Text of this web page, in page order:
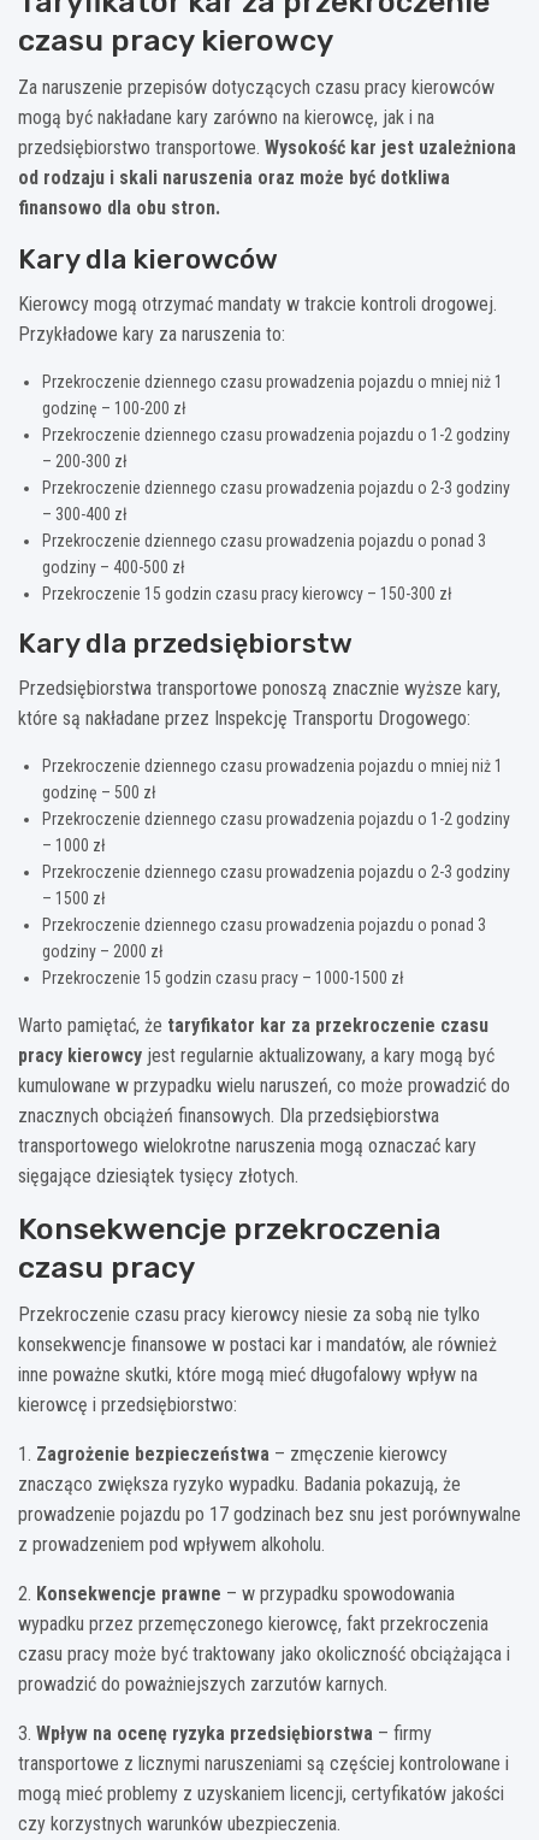
czasu pracy kierowcy
Za naruszenie przepisów dotyczących czasu pracy kierowców
mogą być nakładane kary zarówno na kierowcę, jak i na
przedsiębiorstwo transportowe. Wysokość kar jest uzależniona
od rodzaju i skali naruszenia oraz może być dotkliwa
finansowo dla obu stron.
Kary dla kierowców
Kierowcy mogą otrzymać mandaty w trakcie kontroli drogowej.
Przykładowe kary za naruszenia to:
Przekroczenie dziennego czasu prowadzenia pojazdu o mniej niż 1
godzinę – 100-200 zł
Przekroczenie dziennego czasu prowadzenia pojazdu o 1-2 godziny
– 200-300 zł
Przekroczenie dziennego czasu prowadzenia pojazdu o 2-3 godziny
– 300-400 zł
Przekroczenie dziennego czasu prowadzenia pojazdu o ponad 3
godziny – 400-500 zł
Przekroczenie 15 godzin czasu pracy kierowcy – 150-300 zł
Kary dla przedsiębiorstw
Przedsiębiorstwa transportowe ponoszą znacznie wyższe kary,
które są nakładane przez Inspekcję Transportu Drogowego:
Przekroczenie dziennego czasu prowadzenia pojazdu o mniej niż 1
godzinę – 500 zł
Przekroczenie dziennego czasu prowadzenia pojazdu o 1-2 godziny
– 1000 zł
Przekroczenie dziennego czasu prowadzenia pojazdu o 2-3 godziny
– 1500 zł
Przekroczenie dziennego czasu prowadzenia pojazdu o ponad 3
godziny – 2000 zł
Przekroczenie 15 godzin czasu pracy – 1000-1500 zł
Warto pamiętać, że taryfikator kar za przekroczenie czasu
pracy kierowcy jest regularnie aktualizowany, a kary mogą być
kumulowane w przypadku wielu naruszeń, co może prowadzić do
znacznych obciążeń finansowych. Dla przedsiębiorstwa
transportowego wielokrotne naruszenia mogą oznaczać kary
sięgające dziesiątek tysięcy złotych.
Konsekwencje przekroczenia
czasu pracy
Przekroczenie czasu pracy kierowcy niesie za sobą nie tylko
konsekwencje finansowe w postaci kar i mandatów, ale również
inne poważne skutki, które mogą mieć długofalowy wpływ na
kierowcę i przedsiębiorstwo:
1. Zagrożenie bezpieczeństwa – zmęczenie kierowcy
znacząco zwiększa ryzyko wypadku. Badania pokazują, że
prowadzenie pojazdu po 17 godzinach bez snu jest porównywalne
z prowadzeniem pod wpływem alkoholu.
2. Konsekwencje prawne – w przypadku spowodowania
wypadku przez przemęczonego kierowcę, fakt przekroczenia
czasu pracy może być traktowany jako okoliczność obciążająca i
prowadzić do poważniejszych zarzutów karnych.
3. Wpływ na ocenę ryzyka przedsiębiorstwa – firmy
transportowe z licznymi naruszeniami są częściej kontrolowane i
mogą mieć problemy z uzyskaniem licencji, certyfikatów jakości
czy korzystnych warunków ubezpieczenia.